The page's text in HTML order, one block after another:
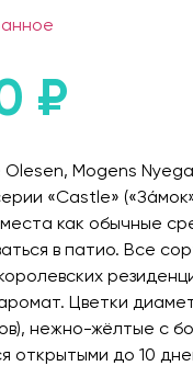
₽
Olesen, Mogens
«Castle»
как обычные
в патио. Все
Цветки
нежно-жёлтые с
открытыми до 10